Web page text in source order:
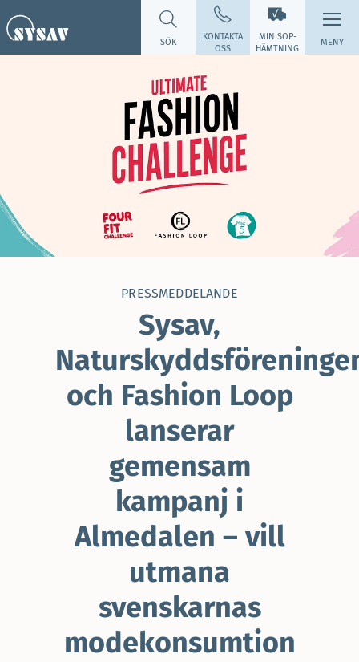
MIN SOP­
HÄMTNING
SÖK
KONTAKTA
OSS
MENY
PRESSMEDDELANDE
Sysav,
och Fashion Loop
lanserar
gemensam
kampanj i
Almedalen – vill
utmana
svenskarnas
modekonsumtion